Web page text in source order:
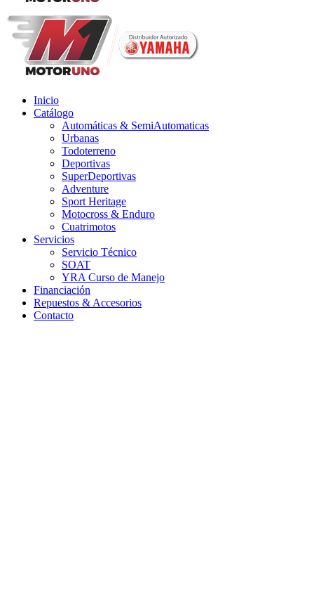
Inicio
Catálogo
Automáticas & SemiAutomaticas
Urbanas
Todoterreno
Deportivas
SuperDeportivas
Adventure
Sport Heritage
Motocross & Enduro
Cuatrimotos
Servicios
Servicio Técnico
SOAT
YRA Curso de Manejo
Financiación
Repuestos & Accesorios
Contacto